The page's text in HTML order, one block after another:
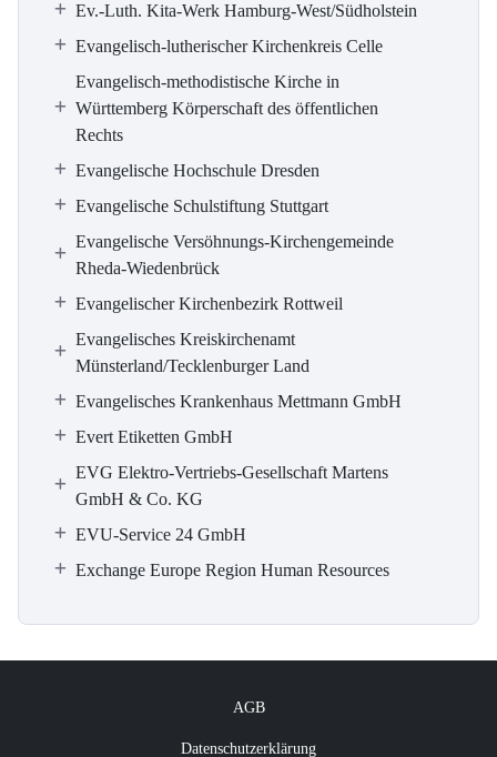
Ev.-Luth. Kita-Werk Hamburg-West/Südholstein
Evangelisch-lutherischer Kirchenkreis Celle
Evangelisch-methodistische Kirche in
Württemberg Körperschaft des öffentlichen
Rechts
Evangelische Hochschule Dresden
Evangelische Schulstiftung Stuttgart
Evangelische Versöhnungs-Kirchengemeinde
Rheda-Wiedenbrück
Evangelischer Kirchenbezirk Rottweil
Evangelisches Kreiskirchenamt
Münsterland/Tecklenburger Land
Evangelisches Krankenhaus Mettmann GmbH
Evert Etiketten GmbH
EVG Elektro-Vertriebs-Gesellschaft Martens
GmbH & Co. KG
EVU-Service 24 GmbH
Exchange Europe Region Human Resources
AGB
Datenschutzerklärung